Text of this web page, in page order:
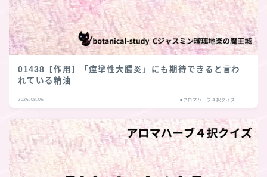
01438【作用】「痙攣性大腸炎」にも期待できると言わ
れている精油
2026.08.05 ■アロマハーブ４択クイズ